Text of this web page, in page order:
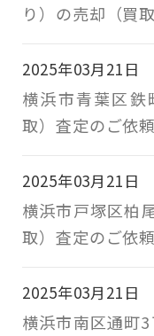
り）の売却（買
2025年03月21日
横浜市青葉区
取）査定のご依
2025年03月21日
横浜市戸塚区柏
取）査定のご依
2025年03月21日
横浜市南区通町